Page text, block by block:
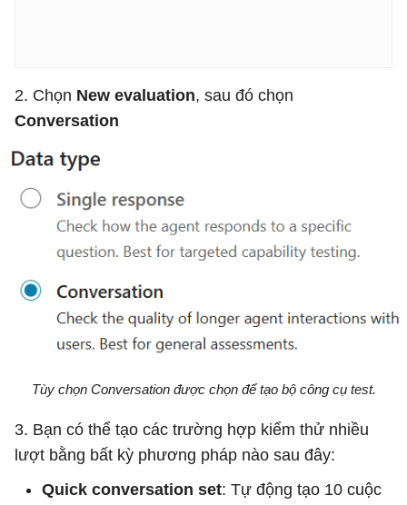
2. Chọn New evaluation, sau đó chọn
Conversation
Tùy chọn Conversation được chọn để tạo bộ công cụ test.
3. Bạn có thể tạo các trường hợp kiểm thử nhiều
lượt bằng bất kỳ phương pháp nào sau đây:
Quick conversation set: Tự động tạo 10 cuộc